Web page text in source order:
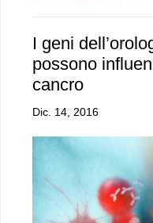
I geni
possono
cancro
Dic. 14, 2016